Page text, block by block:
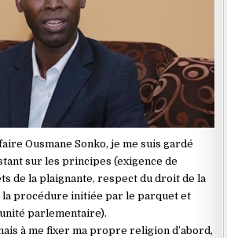
Ousmane Sonko, je me suis gardé
sur les principes (exigence de
de la plaignante, respect du droit de la
la procédure initiée par le parquet et
parlementaire).
à me fixer ma propre religion d’abord,